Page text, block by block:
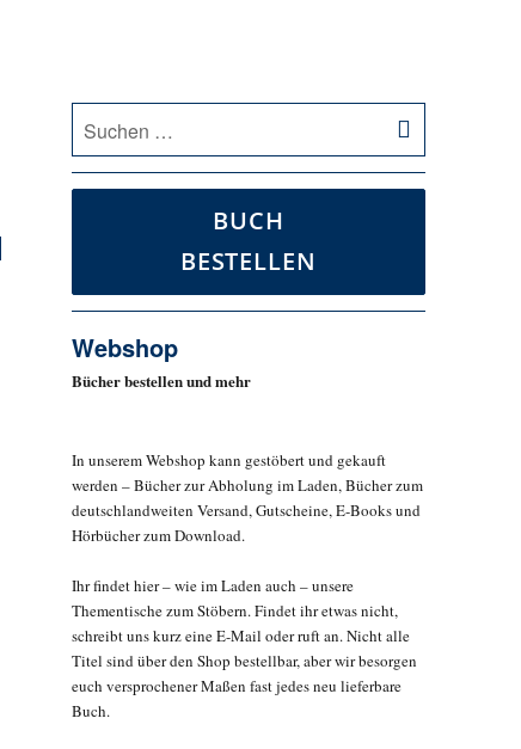
nach:
BUCH
BESTELLEN
Webshop
Bücher bestellen und mehr
In unserem Webshop kann gestöbert und gekauft
werden – Bücher zur Abholung im Laden, Bücher zum
deutschlandweiten Versand, Gutscheine, E-Books und
Hörbücher zum Download.
Ihr findet hier – wie im Laden auch – unsere
Thementische zum Stöbern. Findet ihr etwas nicht,
schreibt uns kurz eine E-Mail oder ruft an. Nicht alle
Titel sind über den Shop bestellbar, aber wir besorgen
euch versprochener Maßen fast jedes neu lieferbare
Buch.